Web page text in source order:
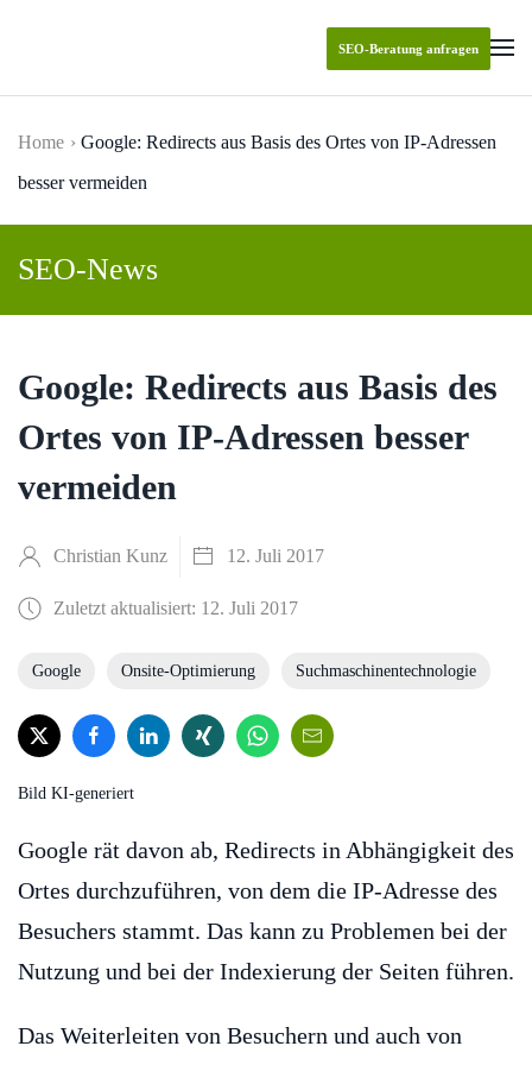
SEO-Beratung anfragen
Home
Google: Redirects aus Basis des Ortes von IP-Adressen
besser vermeiden
SEO-News
Google: Redirects aus Basis des
Ortes von IP-Adressen besser
vermeiden
Christian Kunz 12. Juli 2017
Zuletzt aktualisiert: 12. Juli 2017
Google Onsite-Optimierung Suchmaschinentechnologie
Bild KI-generiert
Google rät davon ab, Redirects in Abhängigkeit des
Ortes durchzuführen, von dem die IP-Adresse des
Besuchers stammt. Das kann zu Problemen bei der
Nutzung und bei der Indexierung der Seiten führen.
Das Weiterleiten von Besuchern und auch von